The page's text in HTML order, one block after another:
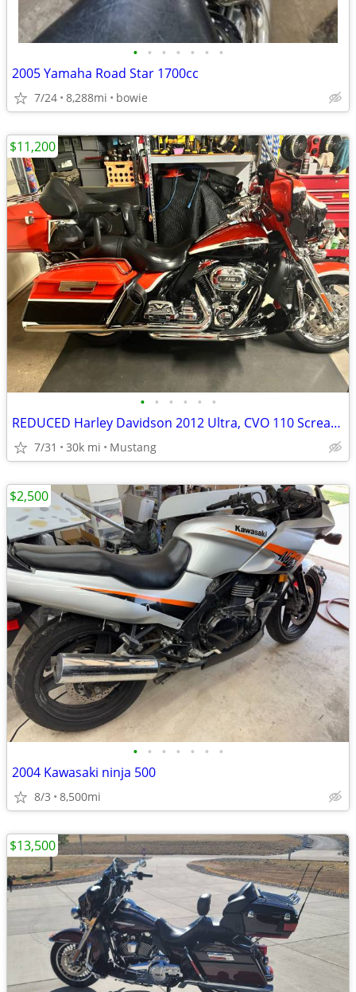
• • • • • • •
2005 Yamaha Road Star 1700cc
7/24 8,288mi bowie
• • • • • •
REDUCED Harley Davidson 2012 Ultra, CVO 110 Screaming Eagle
7/31 30k mi Mustang
$11,200
• • • • • • •
2004 Kawasaki ninja 500
8/3 8,500mi
$2,500
$13,500